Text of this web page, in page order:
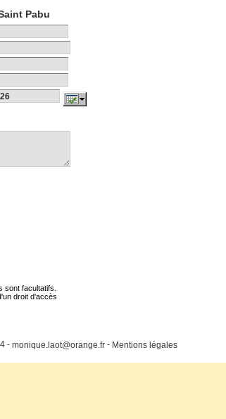
Pabu
sont facultatifs.
droit d'accès
- monique.laot@orange.fr - Mentions légales